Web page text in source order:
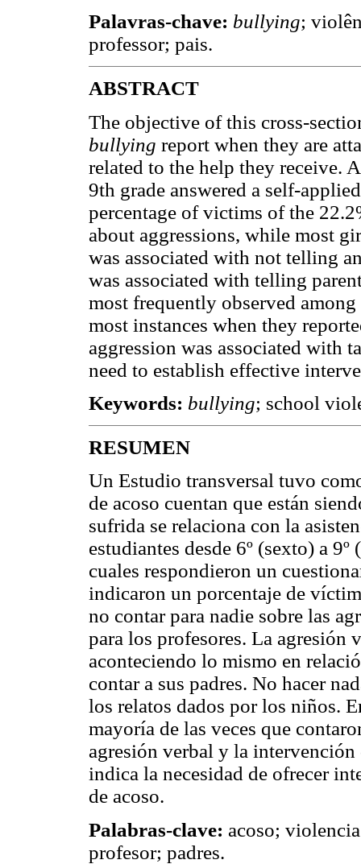
Palavras-chave: bullying;
professor; pais.
ABSTRACT
The objective of this cross-
bullying report when they are
related to the help they receive.
9th grade answered a self-
percentage of victims of the
about aggressions, while most
was associated with not telling
was associated with telling
most frequently observed
most instances when they
aggression was associated with
need to establish effective
Keywords: bullying; school
RESUMEN
Un Estudio transversal tuvo
de acoso cuentan que están
sufrida se relaciona con la
estudiantes desde 6º (sexto) a
cuales respondieron un
indicaron un porcentaje de
no contar para nadie sobre las
para los profesores. La agresión
aconteciendo lo mismo en
contar a sus padres. No hacer
los relatos dados por los niños.
mayoría de las veces que
agresión verbal y la
indica la necesidad de ofrecer
de acoso.
Palabras-clave: acoso;
profesor; padres.